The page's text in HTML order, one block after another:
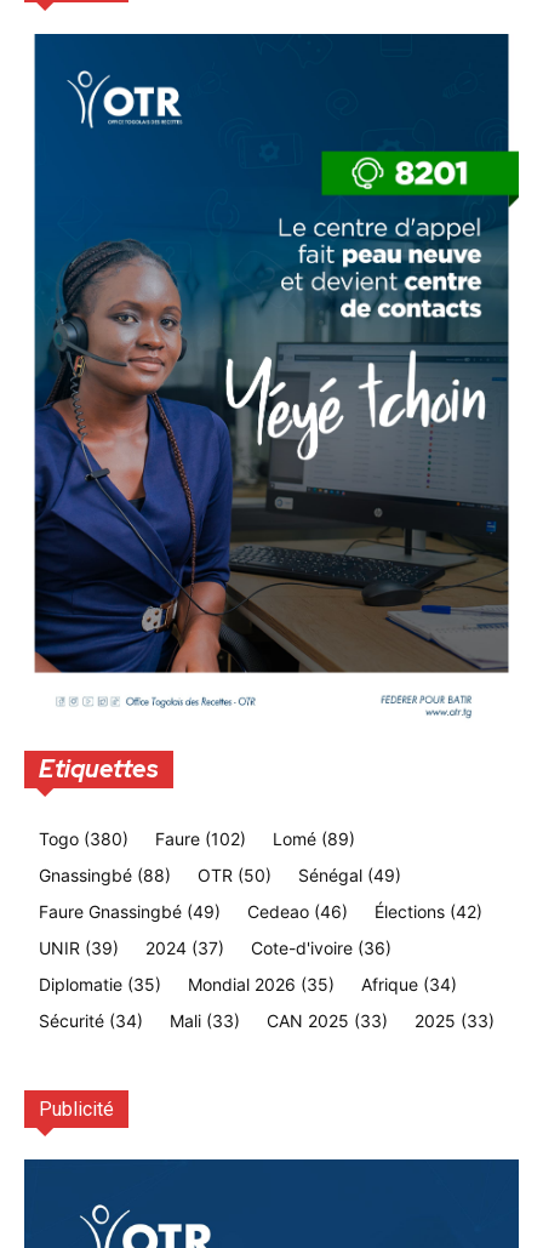
Etiquettes
Togo (380) Faure (102) Lomé (89)
Gnassingbé (88) OTR (50) Sénégal (49)
Faure Gnassingbé (49) Cedeao (46) Élections (42)
UNIR (39) 2024 (37) Cote-d'ivoire (36)
Diplomatie (35) Mondial 2026 (35) Afrique (34)
Sécurité (34) Mali (33) CAN 2025 (33) 2025 (33)
Publicité